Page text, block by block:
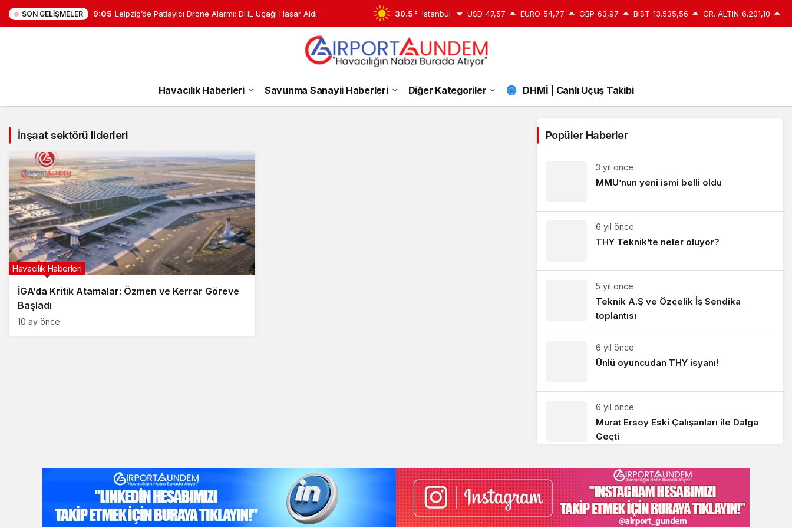
SON GELIŞMELER 9:05 Leipzig’de Patlayıcı Drone Alarmı: DHL Uçağı Hasar Aldı 30.5 ° Istanbul USD 47,57 EURO 54,77 GBP 63,97 BIST 13.535,56 GR. ALTIN 6.201,10
İnşaat
sektörü
Havacılık Haberleri Savunma Sanayii Haberleri Diğer Kategoriler DHMİ | Canlı Uçuş Takibi
İnşaat sektörü liderleri
İGA’da Kritik Atamalar: Özmen ve Kerrar Göreve
Başladı
Havacılık Haberleri
10 ay önce
Popüler Haberler
3 yıl önce
MMU’nun yeni ismi belli oldu
6 yıl önce
THY Teknik’te neler oluyor?
5 yıl önce
Teknik A.Ş ve Özçelik İş Sendika
toplantısı
6 yıl önce
Ünlü oyuncudan THY isyanı!
6 yıl önce
Murat Ersoy Eski Çalışanları ile Dalga
Geçti